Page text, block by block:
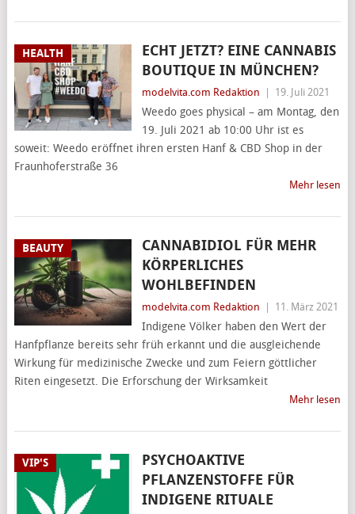
HEALTH
ECHT JETZT? EINE CANNABIS
BOUTIQUE IN MÜNCHEN?
modelvita.com Redaktion 19. Juli 2021
Weedo goes physical – am Montag, den
19. Juli 2021 ab 10:00 Uhr ist es
soweit: Weedo eröffnet ihren ersten Hanf & CBD Shop in der
Fraunhoferstraße 36
Mehr lesen
BEAUTY
CANNABIDIOL FÜR MEHR
KÖRPERLICHES
WOHLBEFINDEN
modelvita.com Redaktion 11. März 2021
Indigene Völker haben den Wert der
Hanfpflanze bereits sehr früh erkannt und die ausgleichende
Wirkung für medizinische Zwecke und zum Feiern göttlicher
Riten eingesetzt. Die Erforschung der Wirksamkeit
Mehr lesen
VIP'S
PSYCHOAKTIVE
PFLANZENSTOFFE FÜR
INDIGENE RITUALE